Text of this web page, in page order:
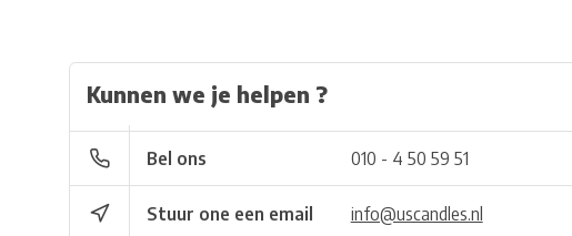
Kunnen we je helpen ?
Bel ons 010 - 4 50 59 51
Stuur one een email info@uscandles.nl